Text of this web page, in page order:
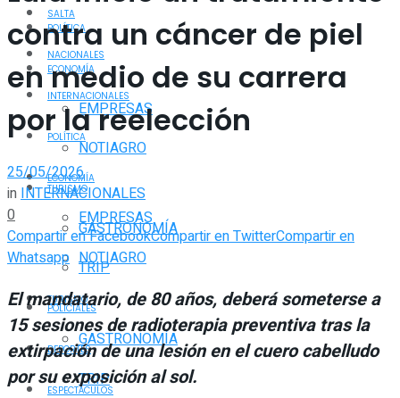
POLÍTICA
ECONOMÍA
EMPRESAS
NOTIAGRO
TURISMO
GASTRONOMÍA
TRIP
POLICIALES
DEPORTES
ESPECTÁCULOS
SALTA
NACIONALES
INTERNACIONALES
POLÍTICA
ECONOMÍA
EMPRESAS
NOTIAGRO
TURISMO
GASTRONOMÍA
TRIP
contra un cáncer de piel
en medio de su carrera
por la reelección
25/05/2026
inINTERNACIONALES
0
Compartir en FacebookCompartir en TwitterCompartir en
Whatsapp
El mandatario, de 80 años, deberá someterse a
15 sesiones de radioterapia preventiva tras la
extirpación de una lesión en el cuero cabelludo
por su exposición al sol.